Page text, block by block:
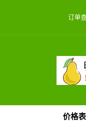
订单
价格表